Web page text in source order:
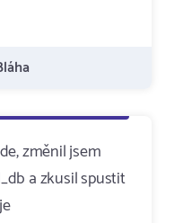
změnil jsem
a zkusil spustit